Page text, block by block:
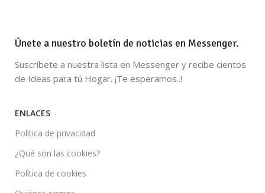
Únete a nuestro boletín de noticias en Messenger.
Suscríbete a nuestra lista en Messenger y recibe cientos
de Ideas para tú Hogar. ¡Te esperamos..!
ENLACES
Política de privacidad
¿Qué son las cookies?
Política de cookies